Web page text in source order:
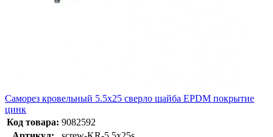
Саморез кровельный 5.5х25 сверло шайба EPDM покрытие
цинк
Код товара: 9082592